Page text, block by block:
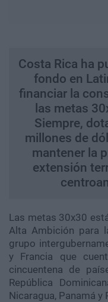
Costa Rica ha
fondo en
financiar la
las metas
Siempre,
millones de
mantener la
extensión
Las metas 30x30
Alta Ambición para
grupo
y Francia que
cincuentena de
República
Nicaragua, Panamá y